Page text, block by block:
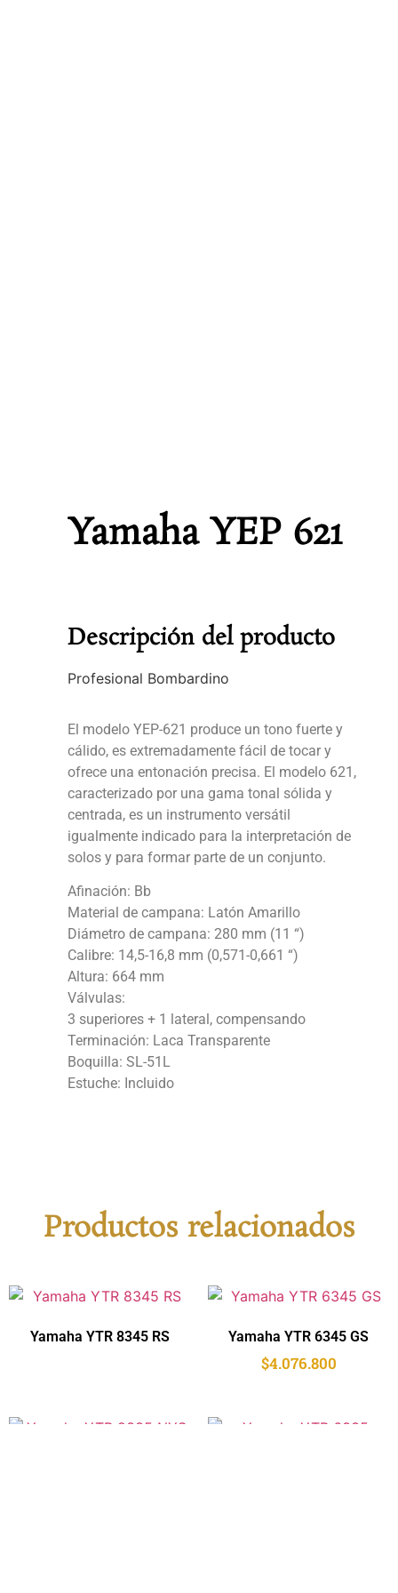
Yamaha YEP 621
Descripción del producto
Profesional Bombardino
El modelo YEP-621 produce un tono fuerte y
cálido, es extremadamente fácil de tocar y
ofrece una entonación precisa. El modelo 621,
caracterizado por una gama tonal sólida y
centrada, es un instrumento versátil
igualmente indicado para la interpretación de
solos y para formar parte de un conjunto.
Afinación: Bb
Material de campana: Latón Amarillo
Diámetro de campana: 280 mm (11 “)
Calibre: 14,5-16,8 mm (0,571-0,661 “)
Altura: 664 mm
Válvulas:
3 superiores + 1 lateral, compensando
Terminación: Laca Transparente
Boquilla: SL-51L
Estuche: Incluido
Productos relacionados
Yamaha YTR 8345 RS Yamaha YTR 6345 GS
$4.076.800